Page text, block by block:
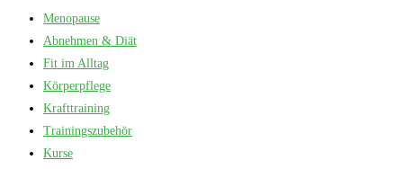
Menopause
Abnehmen & Diät
Fit im Alltag
Körperpflege
Krafttraining
Trainingszubehör
Kurse